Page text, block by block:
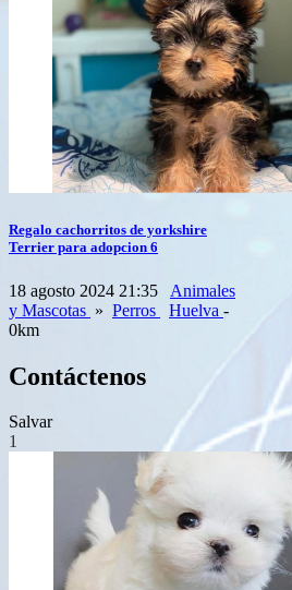
Regalo cachorritos de yorkshire
Terrier para adopcion 6
18 agosto 2024 21:35
Animales
y Mascotas » Perros Huelva -
0km
Contáctenos
Salvar
1